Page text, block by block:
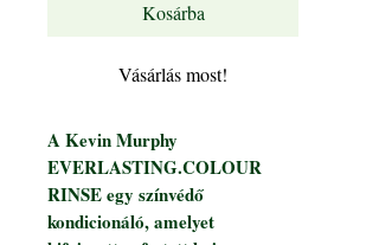
Kosárba
Vásárlás most!
A Kevin Murphy
EVERLASTING.COLOUR
RINSE egy színvédő
kondicionáló, amelyet